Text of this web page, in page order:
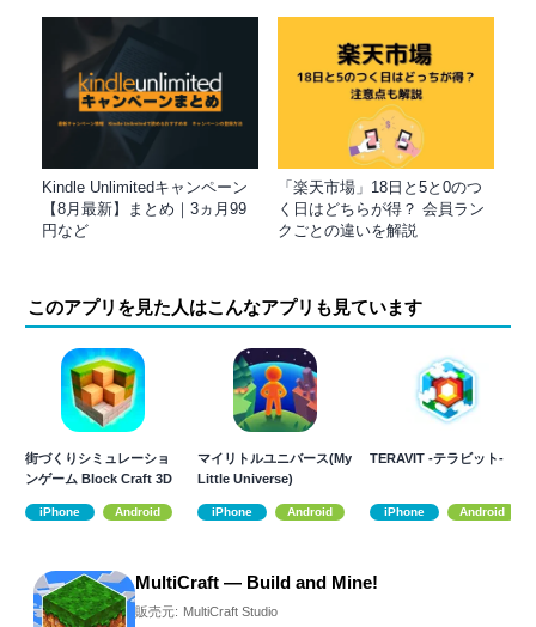
Kindle Unlimitedキャンペーン
【8月最新】まとめ｜3ヵ月99
円など
「楽天市場」18日と5と0のつ
く日はどちらが得？ 会員ラン
クごとの違いを解説
このアプリを見た人はこんなアプリも見ています
街づくりシミュレーショ
ンゲーム Block Craft 3D
iPhone Android
マイリトルユニバース(My
Little Universe)
iPhone Android
TERAVIT -テラビット-
iPhone Android
MultiCraft — Build and Mine!
販売元: MultiCraft Studio